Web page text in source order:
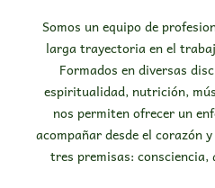
Somos un equipo de
larga trayectoria en el
Formados en diversas
espiritualidad, nutrición,
nos permiten ofrecer un
acompañar desde el corazón
tres premisas: